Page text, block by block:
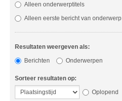
Alleen onderwerptitels
Alleen eerste bericht van onderwerp
Resultaten weergeven als:
Berichten
Onderwerpen
Sorteer resultaten op:
Oplopend